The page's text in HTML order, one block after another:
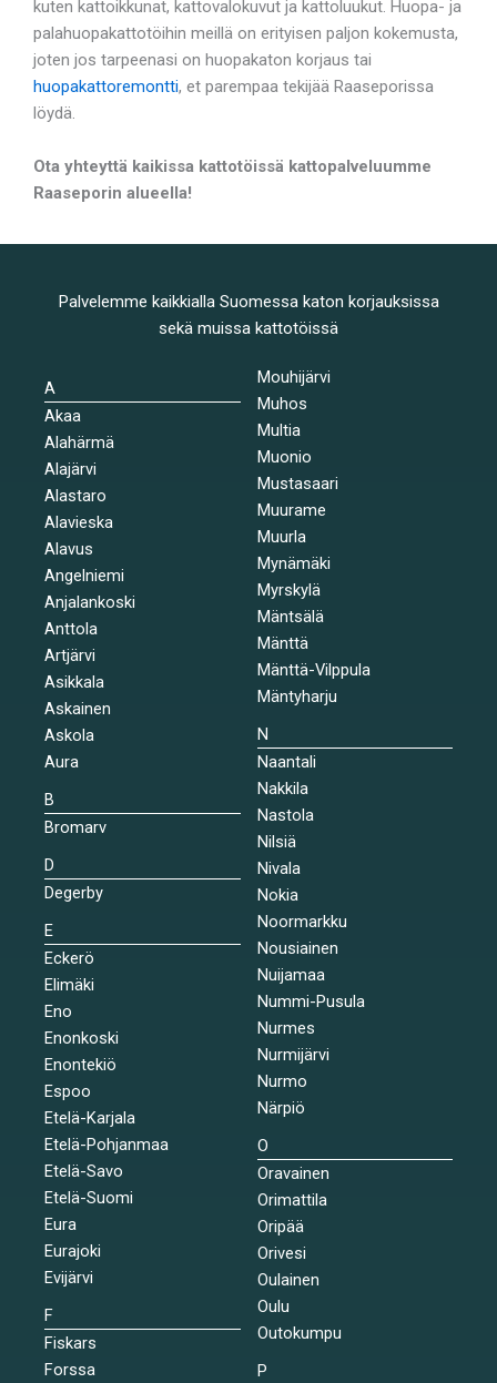
kuten kattoikkunat, kattovalokuvut ja kattoluukut. Huopa- ja
palahuopakattotöihin meillä on erityisen paljon kokemusta,
joten jos tarpeenasi on huopakaton korjaus tai
huopakattoremontti, et parempaa tekijää Raaseporissa
löydä.
Ota yhteyttä kaikissa kattotöissä kattopalveluumme
Raaseporin alueella!
Palvelemme kaikkialla Suomessa katon korjauksissa
sekä muissa kattotöissä
A
Akaa
Alahärmä
Alajärvi
Alastaro
Alavieska
Alavus
Angelniemi
Anjalankoski
Anttola
Artjärvi
Asikkala
Askainen
Askola
Aura
B
Bromarv
D
Degerby
E
Eckerö
Elimäki
Eno
Enonkoski
Enontekiö
Espoo
Etelä-Karjala
Etelä-Pohjanmaa
Etelä-Savo
Etelä-Suomi
Eura
Eurajoki
Evijärvi
F
Fiskars
Forssa
Mouhijärvi
Muhos
Multia
Muonio
Mustasaari
Muurame
Muurla
Mynämäki
Myrskylä
Mäntsälä
Mänttä
Mänttä-Vilppula
Mäntyharju
N
Naantali
Nakkila
Nastola
Nilsiä
Nivala
Nokia
Noormarkku
Nousiainen
Nuijamaa
Nummi-Pusula
Nurmes
Nurmijärvi
Nurmo
Närpiö
O
Oravainen
Orimattila
Oripää
Orivesi
Oulainen
Oulu
Outokumpu
P